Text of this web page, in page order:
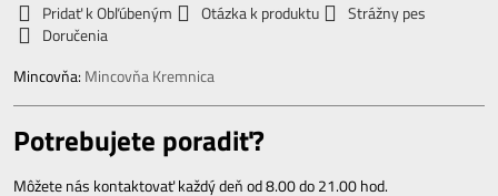
Pridať k Obľúbeným
Otázka k produktu
Strážny pes
Doručenia
Mincovňa: Mincovňa Kremnica
Potrebujete poradiť?
Môžete nás kontaktovať každý deň od 8.00 do 21.00 hod.